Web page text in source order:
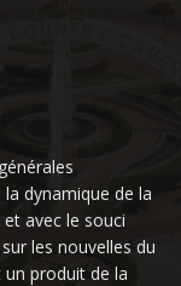
dynamique de la
avec le souci
les nouvelles du
un produit de la